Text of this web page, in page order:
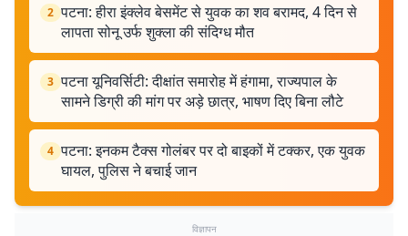
2 पटना: हीरा इंक्लेव बेसमेंट से युवक का शव बरामद, 4 दिन से
लापता सोनू उर्फ शुक्ला की संदिग्ध मौत
3 पटना यूनिवर्सिटी: दीक्षांत समारोह में हंगामा, राज्यपाल के
सामने डिग्री की मांग पर अड़े छात्र, भाषण दिए बिना लौटे
4 पटना: इनकम टैक्स गोलंबर पर दो बाइकों में टक्कर, एक युवक
घायल, पुलिस ने बचाई जान
विज्ञापन